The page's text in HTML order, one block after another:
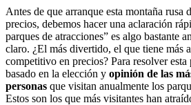
Antes de que arranque esta montaña rusa
precios, debemos hacer una aclaración
parques de atracciones” es algo bastante
claro. ¿El más divertido, el que tiene más
competitivo en precios? Para resolver esta
basado en la elección y opinión de las
personas que visitan anualmente los
Estos son los que más visitantes han